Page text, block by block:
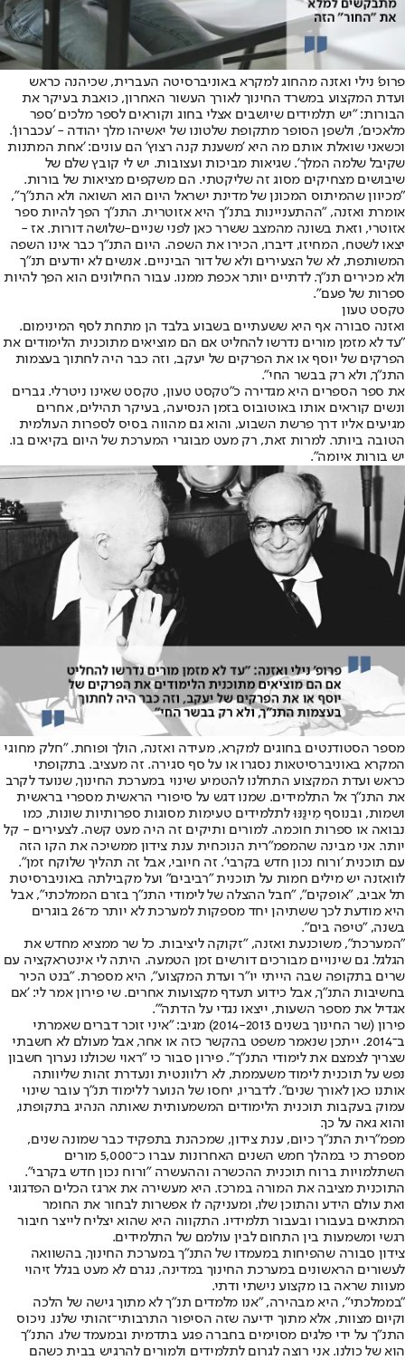
פרופ' נילי ואזנה מהחוג למקרא באוניברסיטה העברית, שכיהנה כראש
ועדת המקצוע במשרד החינוך לאורך העשור האחרון, כואבת בעיקר את
הבורות: "יש תלמידים שיושבים אצלי בחוג וקוראים לספר מלכים 'ספר
מלאכים', ולשפן הסופר מתקופת שלטונו של יאשיהו מלך יהודה - 'עכברון'.
וכשאני שואלת אותם מה היא 'משענת קנה רצוץ' הם עונים: 'אחת המתנות
שקיבל שלמה המלך'. שגיאות מביכות ועצובות. יש לי קובץ שלם של
שיבושים מצחיקים מסוג זה שליקטתי. הם משקפים מציאות של בורות.
"מכיוון שהמיתוס המכונן של מדינת ישראל היום הוא השואה ולא התנ"ך",
אומרת ואזנה, "ההתעניינות בתנ"ך היא אזוטרית. התנ"ך הפך להיות ספר
אזוטרי, וזאת בשונה מהמצב ששרר כאן לפני שניים-שלושה דורות. אז -
יצאו לשטח, המחיזו, דיברו, הכירו את השפה. היום התנ"ך כבר אינו השפה
המשותפת, לא של הצעירים ולא של דור הביניים. אנשים לא יודעים תנ"ך
ולא מכירים תנ"ך. לדתיים יותר אכפת ממנו. עבור החילונים הוא הפך להיות
ספרות של פעם".
טקסט טעון
ואזנה סבורה אף היא ששעתיים בשבוע בלבד הן מתחת לסף המינימום.
"עד לא מזמן מורים נדרשו להחליט אם הם מוציאים מתוכנית הלימודים את
הפרקים של יוסף או את הפרקים של יעקב, וזה כבר היה לחתוך בעצמות
התנ"ך, ולא רק בבשר החי".
את ספר הספרים היא מגדירה כ"טקסט טעון, טקסט שאינו ניטרלי. גברים
ונשים קוראים אותו באוטובוס בזמן הנסיעה, בעיקר תהילים, אחרים
מגיעים אליו דרך פרשת השבוע, והוא גם מהווה בסיס לספרות העולמית
הטובה ביותר. למרות זאת, רק מעט מבוגרי המערכת של היום בקיאים בו.
יש בורות איומה".
מספר הסטודנטים בחוגים למקרא, מעידה ואזנה, הולך ופוחת. "חלק מחוגי
המקרא באוניברסיטאות נסגרו או על סף סגירה. זה מעציב. בתקופתי
כראש ועדת המקצוע התחלנו להטמיע שינוי במערכת החינוך, שנועד לקרב
את התנ"ך אל התלמידים. שמנו דגש על סיפורי הראשית מספרי בראשית
ושמות, ובנוסף מִינַּנּוּ לתלמידים טעימות מסוגות ספרותיות שונות, כמו
נבואה או ספרות חוכמה. למורים ותיקים זה היה מעט קשה. לצעירים - קל
יותר. אני מבינה שהמפמ"רית הנוכחית ענת צידון ממשיכה את הקו הזה
עם תוכנית 'ורוח נכון חדש בקרבי'. זה חיובי, אבל זה תהליך שלוקח זמן".
לוואזנה יש מילים חמות על תוכנית "רביבים" ועל מקבילתה באוניברסיטת
תל אביב, "אופקים", "חבל ההצלה של לימודי התנ"ך בזרם הממלכתי", אבל
היא מודעת לכך ששתיהן יחד מספקות למערכת לא יותר מ־26 בוגרים
בשנה, "טיפה בים".
"המערכת", משוכנעת ואזנה, "זקוקה ליציבות. כל שר ממציא מחדש את
הגלגל. גם שינויים מבורכים דורשים זמן הטמעה. היתה לי אינטראקציה עם
שרים בתקופה שבה הייתי יו"ר ועדת המקצוע", היא מספרת. "בנט הכיר
בחשיבות התנ"ך, אבל כידוע תעדף מקצועות אחרים. שי פירון אמר לי: 'אם
אגדיל את מספר השעות, ייצאו נגדי על הדתה'".
פירון (שר החינוך בשנים 2014-2013) מגיב: "איני זוכר דברים שאמרתי
ב־2014. ייתכן שנאמר משפט בהקשר כזה או אחר, אבל מעולם לא חשבתי
שצריך לצמצם את לימודי התנ"ך". פירון סבור כי "ראוי שכולנו נערוך חשבון
נפש על תוכנית לימוד משעממת, לא רלוונטית ונעדרת זהות שליוותה
אותנו כאן לאורך שנים". לדבריו, יחסו של הנוער ללימוד תנ"ך עובר שינוי
עמוק בעקבות תוכנית הלימודים המשמעותית שאותה הנהיג בתקופתו,
והוא גאה על כך.
מפמ"רית התנ"ך כיום, ענת צידון, שמכהנת בתפקיד כבר שמונה שנים,
מספרת כי במהלך חמש השנים האחרונות עברו כ־5,000 מורים
השתלמויות ברוח תוכנית ההכשרה וההעשרה "ורוח נכון חדש בקרבי".
התוכנית מציבה את המורה במרכז. היא מעשירה את ארגז הכלים הפדגוגי
ואת עולם הידע והתוכן שלו, ומעניקה לו אפשרות לבחור את החומר
המתאים בעבורו ובעבור תלמידיו. התקווה היא שהוא יצליח לייצר חיבור
רגשי ומשמעות בין התחום לבין עולמם של התלמידים.
צידון סבורה שהפיחות במעמדו של התנ"ך במערכת החינוך, בהשוואה
לעשורים הראשונים במערכת החינוך במדינה, נגרם לא מעט בגלל זיהוי
מעוות שראה בו מקצוע נישתי ודתי.
"בממלכתי", היא מבהירה, "אנו מלמדים תנ"ך לא מתוך גישה של הלכה
וקיום מצוות, אלא מתוך ידיעה שזה הסיפור התרבותי־זהותי שלנו. ניכוס
התנ"ך על ידי פלגים מסוימים בחברה פגע בתדמית ובמעמד שלו. התנ"ך
הוא של כולנו. אני רוצה לגרום לתלמידים ולמורים להרגיש בבית כשהם